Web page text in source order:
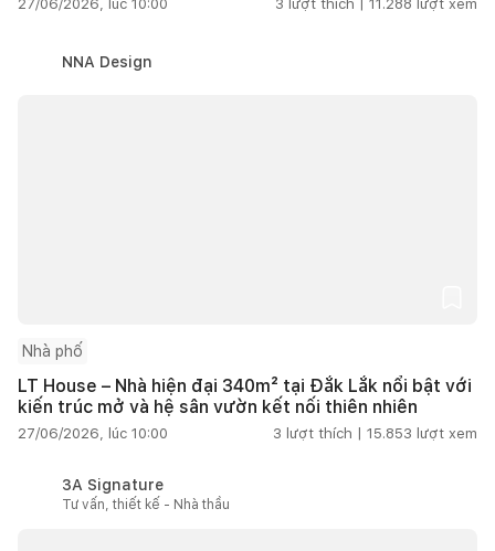
27/06/2026, lúc 10:00 3 lượt thích | 11.288 lượt xem
NNA Design
Nhà phố
LT House – Nhà hiện đại 340m² tại Đắk Lắk nổi bật với
kiến trúc mở và hệ sân vườn kết nối thiên nhiên
27/06/2026, lúc 10:00 3 lượt thích | 15.853 lượt xem
3A Signature
Tư vấn, thiết kế - Nhà thầu